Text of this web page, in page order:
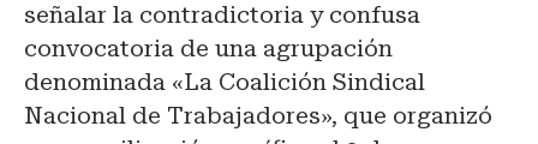
señalar la contradictoria y confusa
convocatoria de una agrupación
denominada «La Coalición Sindical
Nacional de Trabajadores», que organizó